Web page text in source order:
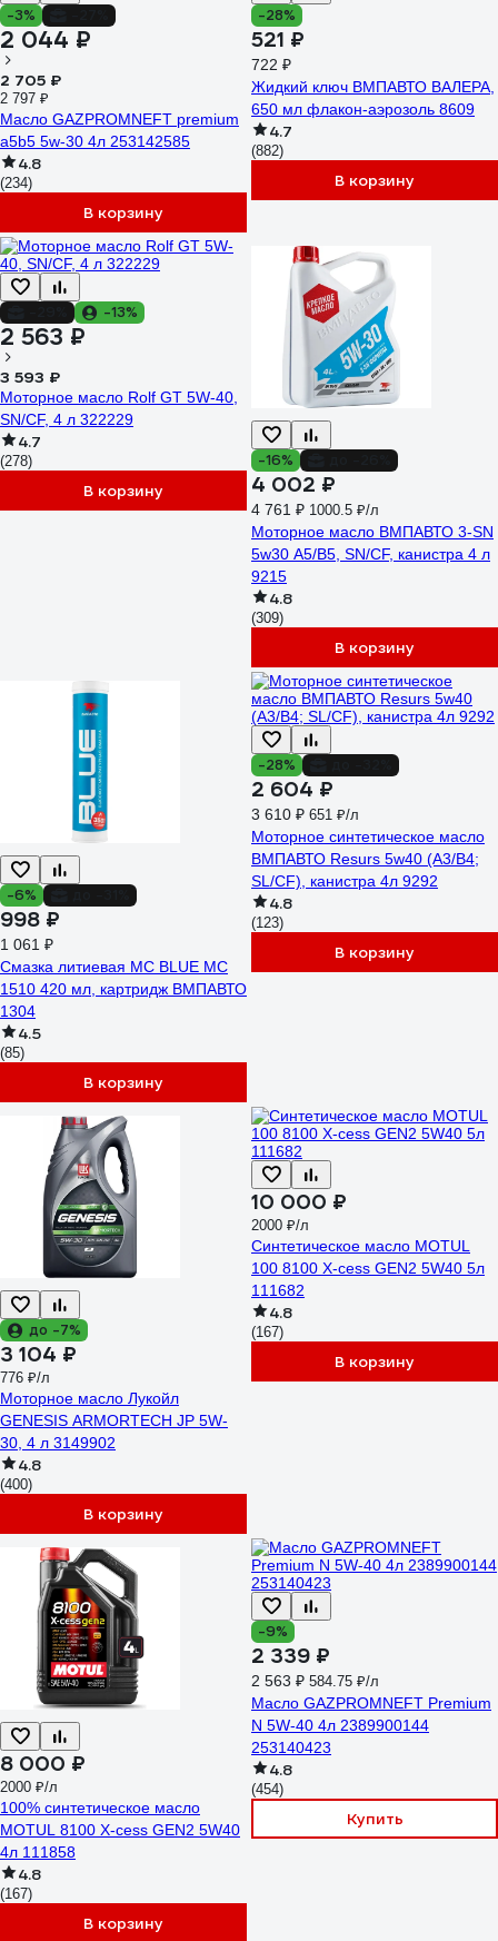
-3%
2 044 ₽
2 705 ₽
2 797 ₽
Масло GAZPROMNEFT premium
a5b5 5w-30 4л 253142585
4.8
(234)
В корзину
-28%
521 ₽
722 ₽
Жидкий ключ ВМПАВТО ВАЛЕРА,
650 мл флакон-аэрозоль 8609
4.7
(882)
В корзину
-13%
2 563 ₽
3 593 ₽
Моторное масло Rolf GT 5W-40,
SN/CF, 4 л 322229
4.7
(278)
В корзину
-16%
4 002 ₽
4 761 ₽ 1000.5 ₽/л
Моторное масло ВМПАВТО 3-SN
5w30 A5/B5, SN/CF, канистра 4 л
9215
4.8
(309)
В корзину
-6%
998 ₽
1 061 ₽
Смазка литиевая МС BLUE MC
1510 420 мл, картридж ВМПАВТО
1304
4.5
(85)
В корзину
-28%
2 604 ₽
3 610 ₽ 651 ₽/л
Моторное синтетическое масло
ВМПАВТО Resurs 5w40 (A3/B4;
SL/CF), канистра 4л 9292
4.8
(123)
В корзину
до -7%
3 104 ₽
776 ₽/л
Моторное масло Лукойл
GENESIS ARMORTECH JP 5W-
30, 4 л 3149902
4.8
(400)
В корзину
10 000 ₽
2000 ₽/л
Синтетическое масло MOTUL
100 8100 X-cess GEN2 5W40 5л
111682
4.8
(167)
В корзину
8 000 ₽
2000 ₽/л
100% cинтетическое масло
MOTUL 8100 X-cess GEN2 5W40
4л 111858
4.8
(167)
В корзину
-9%
2 339 ₽
2 563 ₽ 584.75 ₽/л
Масло GAZPROMNEFT Premium
N 5W-40 4л 2389900144
253140423
4.8
(454)
Купить